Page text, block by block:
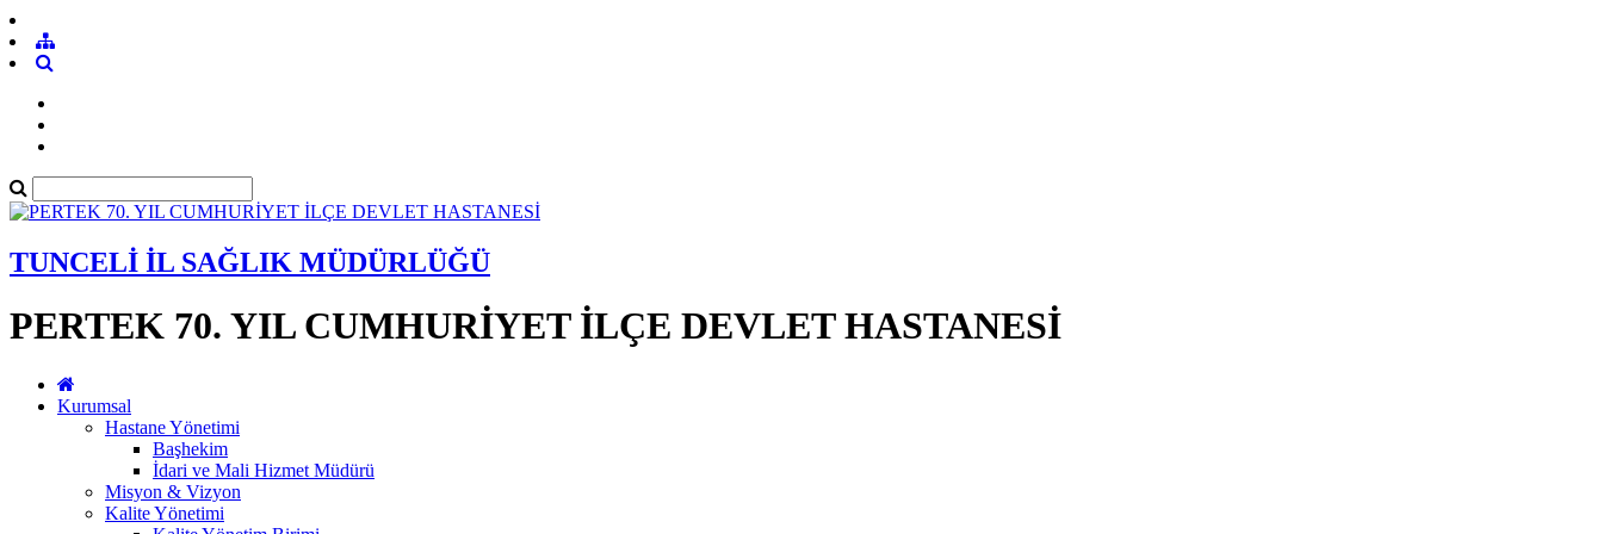
TUNCELİ İL SAĞLIK MÜDÜRLÜĞÜ
PERTEK 70. YIL CUMHURİYET İLÇE DEVLET HASTANESİ
Kurumsal
Hastane Yönetimi
Başhekim
İdari ve Mali Hizmet Müdürü
Misyon & Vizyon
Kalite Yönetimi